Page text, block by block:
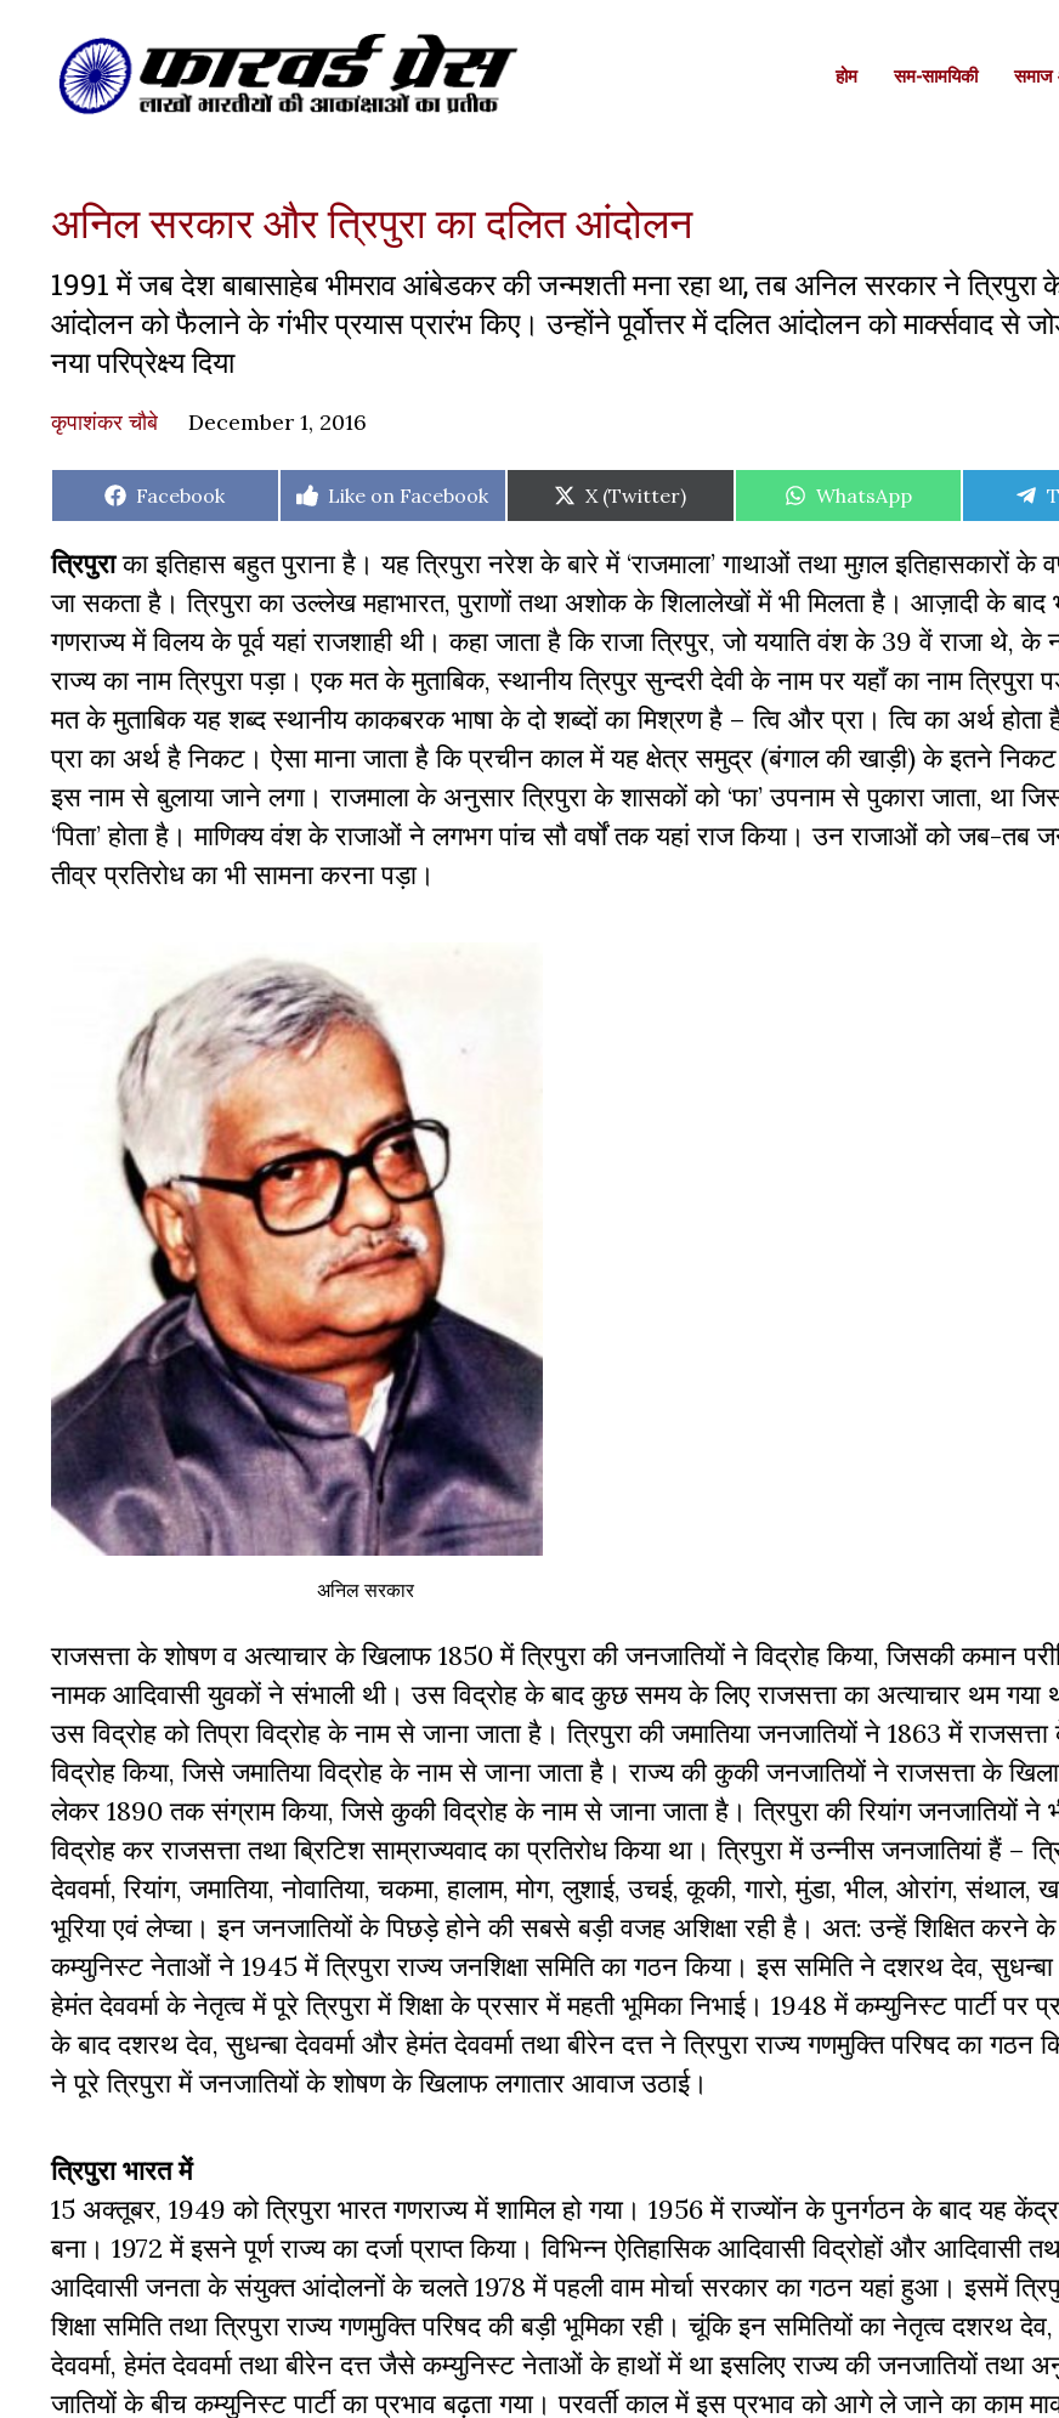
होम सम-सामयिकी समाज
अनिल सरकार और त्रिपुरा का दलित आंदोलन
1991 में जब देश बाबासाहेब भीमराव आंबेडकर की जन्मशती मना रहा था, तब अनिल सरकार ने त्रिपुरा
आंदोलन को फैलाने के गंभीर प्रयास प्रारंभ किए। उन्होंने पूर्वोत्तर में दलित आंदोलन को मार्क्सवाद से
नया परिप्रेक्ष्य दिया
कृपाशंकर चौबे December 1, 2016
Share
Facebook
Share
Like on Facebook
Share
on
X (Twitter)
Share
WhatsApp
त्रिपुराका इतिहास बहुत पुराना है। यह त्रिपुरा नरेश के बारे में ‘राजमाला’ गाथाओं तथा मुग़ल इतिहासकारों के
जा सकता है। त्रिपुरा का उल्लेख महाभारत, पुराणों तथा अशोक के शिलालेखों में भी मिलता है। आज़ादी के बाद
गणराज्य में विलय के पूर्व यहां राजशाही थी। कहा जाता है कि राजा त्रिपुर, जो ययाति वंश के 39 वें राजा थे, के
राज्य का नाम त्रिपुरा पड़ा। एक मत के मुताबिक, स्थानीय त्रिपुर सुन्दरी देवी के नाम पर यहाँ का नाम त्रिपुरा
मत के मुताबिक यह शब्द स्थानीय काकबरक भाषा के दो शब्दों का मिश्रण है – त्वि और प्रा। त्वि का अर्थ होता
प्रा का अर्थ है निकट। ऐसा माना जाता है कि प्रचीन काल में यह क्षेत्र समुद्र (बंगाल की खाड़ी) के इतने
इस नाम से बुलाया जाने लगा। राजमाला के अनुसार त्रिपुरा के शासकों को ‘फा’ उपनाम से पुकारा जाता, था
‘पिता’ होता है। माणिक्य वंश के राजाओं ने लगभग पांच सौ वर्षों तक यहां राज किया। उन राजाओं को जब-तब
तीव्र प्रतिरोध का भी सामना करना पड़ा।
अनिल सरकार
राजसत्ता के शोषण व अत्याचार के खिलाफ 1850 में त्रिपुरा की जनजातियों ने विद्रोह किया, जिसकी कमान
नामक आदिवासी युवकों ने संभाली थी। उस विद्रोह के बाद कुछ समय के लिए राजसत्ता का अत्याचार थम
उस विद्रोह को तिप्रा विद्रोह के नाम से जाना जाता है। त्रिपुरा की जमातिया जनजातियों ने 1863 में
विद्रोह किया, जिसे जमातिया विद्रोह के नाम से जाना जाता है। राज्य की कुकी जनजातियों ने राजसत्ता के
लेकर 1890 तक संग्राम किया, जिसे कुकी विद्रोह के नाम से जाना जाता है। त्रिपुरा की रियांग जनजातियों ने
विद्रोह कर राजसत्ता तथा ब्रिटिश साम्राज्यवाद का प्रतिरोध किया था। त्रिपुरा में उन्नीस जनजातियां हैं –
देववर्मा, रियांग, जमातिया, नोवातिया, चकमा, हालाम, मोग, लुशाई, उचई, कूकी, गारो, मुंडा, भील, ओरांग, संथाल,
भूरिया एवं लेप्चा। इन जनजातियों के पिछड़े होने की सबसे बड़ी वजह अशिक्षा रही है। अत: उन्हें शिक्षित करने
कम्युनिस्ट नेताओं ने 1945 में त्रिपुरा राज्य जनशिक्षा समिति का गठन किया। इस समिति ने दशरथ देव, सुधन्बा
हेमंत देववर्मा के नेतृत्व में पूरे त्रिपुरा में शिक्षा के प्रसार में महती भूमिका निभाई। 1948 में कम्युनिस्ट पार्टी पर
के बाद दशरथ देव, सुधन्बा देववर्मा और हेमंत देववर्मा तथा बीरेन दत्त ने त्रिपुरा राज्य गणमुक्ति परिषद का गठन
ने पूरे त्रिपुरा में जनजातियों के शोषण के खिलाफ लगातार आवाज उठाई।
त्रिपुरा भारत में
15 अक्तूबर, 1949 को त्रिपुरा भारत गणराज्य में शामिल हो गया। 1956 में राज्योंन के पुनर्गठन के बाद यह
बना। 1972 में इसने पूर्ण राज्य का दर्जा प्राप्त किया। विभिन्न ऐतिहासिक आदिवासी विद्रोहों और आदिवासी
आदिवासी जनता के संयुक्त आंदोलनों के चलते 1978 में पहली वाम मोर्चा सरकार का गठन यहां हुआ। इसमें
शिक्षा समिति तथा त्रिपुरा राज्य गणमुक्ति परिषद की बड़ी भूमिका रही। चूंकि इन समितियों का नेतृत्व दशरथ
देववर्मा, हेमंत देववर्मा तथा बीरेन दत्त जैसे कम्युनिस्ट नेताओं के हाथों में था इसलिए राज्य की जनजातियों तथा
जातियों के बीच कम्युनिस्ट पार्टी का प्रभाव बढ़ता गया। परवर्ती काल में इस प्रभाव को आगे ले जाने का काम